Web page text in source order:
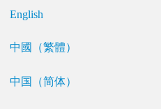
English
中國（繁體）
中国（简体）